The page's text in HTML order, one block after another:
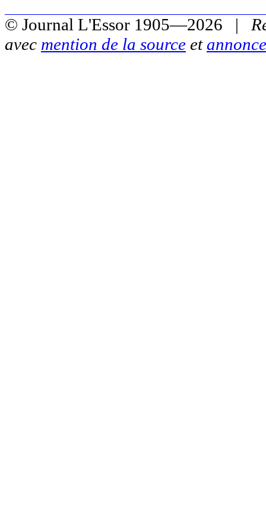
© Journal L'Essor 1905—2026 |
avec mention de la source et